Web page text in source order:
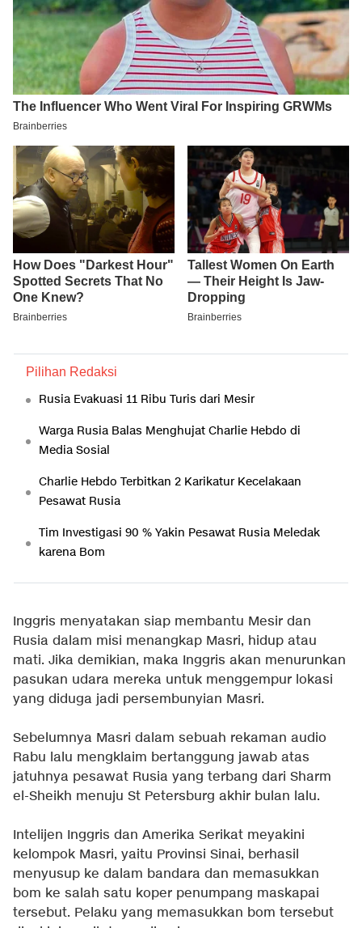
Pilihan Redaksi
Rusia Evakuasi 11 Ribu Turis dari Mesir
Warga Rusia Balas Menghujat Charlie Hebdo di
Media Sosial
Charlie Hebdo Terbitkan 2 Karikatur Kecelakaan
Pesawat Rusia
Tim Investigasi 90 % Yakin Pesawat Rusia Meledak
karena Bom
Inggris menyatakan siap membantu Mesir dan
Rusia dalam misi menangkap Masri, hidup atau
mati. Jika demikian, maka Inggris akan menurunkan
pasukan udara mereka untuk menggempur lokasi
yang diduga jadi persembunyian Masri.
Sebelumnya Masri dalam sebuah rekaman audio
Rabu lalu mengklaim bertanggung jawab atas
jatuhnya pesawat Rusia yang terbang dari Sharm
el-Sheikh menuju St Petersburg akhir bulan lalu.
Intelijen Inggris dan Amerika Serikat meyakini
kelompok Masri, yaitu Provinsi Sinai, berhasil
menyusup ke dalam bandara dan memasukkan
bom ke salah satu koper penumpang maskapai
tersebut. Pelaku yang memasukkan bom tersebut